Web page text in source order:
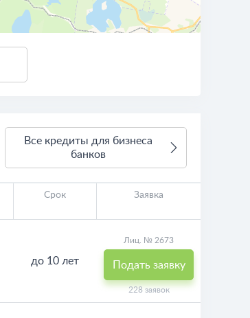
Все кредиты для бизнеса
банков
Срок Заявка
до 10 лет
Лиц. № 2673
Подать заявку
228 заявок